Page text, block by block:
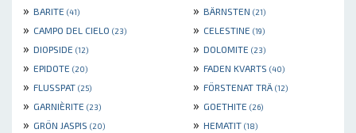
» BARITE (41) » BÄRNSTEN (21)
» CAMPO DEL CIELO (23) » CELESTINE (19)
» DIOPSIDE (12) » DOLOMITE (23)
» EPIDOTE (20) » FADEN KVARTS (40)
» FLUSSPAT (25) » FÖRSTENAT TRÄ (12)
» GARNIÈRITE (23) » GOETHITE (26)
» GRÖN JASPIS (20) » HEMATIT (18)